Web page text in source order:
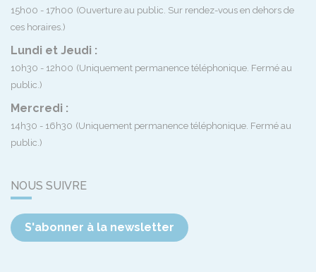
15h00 - 17h00 (Ouverture au public. Sur rendez-vous en dehors de
ces horaires.)
Lundi et Jeudi :
10h30 - 12h00 (Uniquement permanence téléphonique. Fermé au
public.)
Mercredi :
14h30 - 16h30 (Uniquement permanence téléphonique. Fermé au
public.)
NOUS SUIVRE
S'abonner à la newsletter